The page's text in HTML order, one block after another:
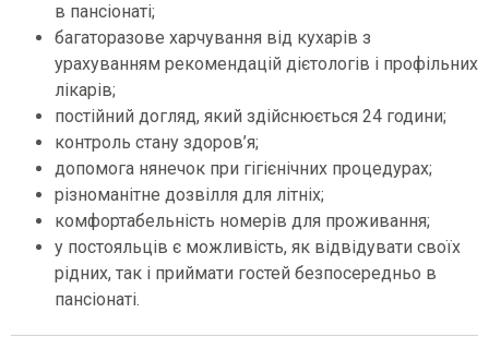
в пансіонаті;
багаторазове харчування від кухарів з
урахуванням рекомендацій дієтологів і профільних
лікарів;
постійний догляд, який здійснюється 24 години;
контроль стану здоров’я;
допомога нянечок при гігієнічних процедурах;
різноманітне дозвілля для літніх;
комфортабельність номерів для проживання;
у постояльців є можливість, як відвідувати своїх
рідних, так і приймати гостей безпосередньо в
пансіонаті.